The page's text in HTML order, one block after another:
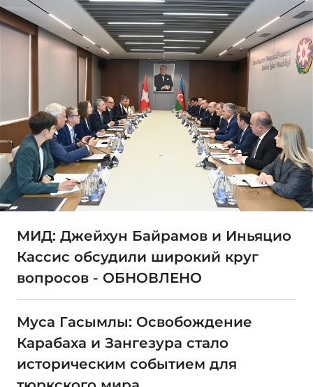
МИД: Джейхун Байрамов и Иньяцио
Кассис обсудили широкий круг
вопросов - ОБНОВЛЕНО
Муса Гасымлы: Освобождение
Карабаха и Зангезура стало
историческим событием для